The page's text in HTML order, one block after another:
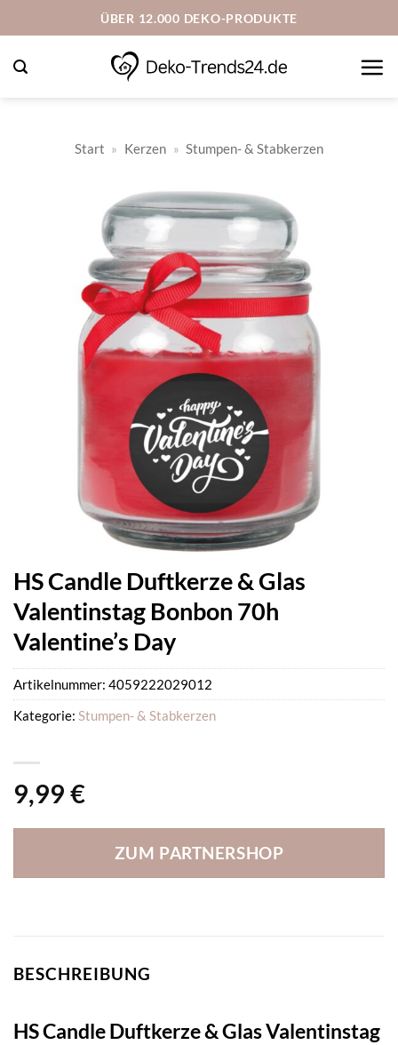
Inhalt
springen
ÜBER 12.000 DEKO-PRODUKTE
Start » Kerzen » Stumpen- & Stabkerzen
HS Candle Duftkerze & Glas
Valentinstag Bonbon 70h
Valentine’s Day
9,99 €
ZUM PARTNERSHOP
Artikelnummer: 4059222029012
Kategorie: Stumpen- & Stabkerzen
BESCHREIBUNG
HS Candle Duftkerze & Glas Valentinstag